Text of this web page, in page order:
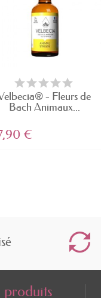
- Fleurs de
Bach Animaux...
€
produits